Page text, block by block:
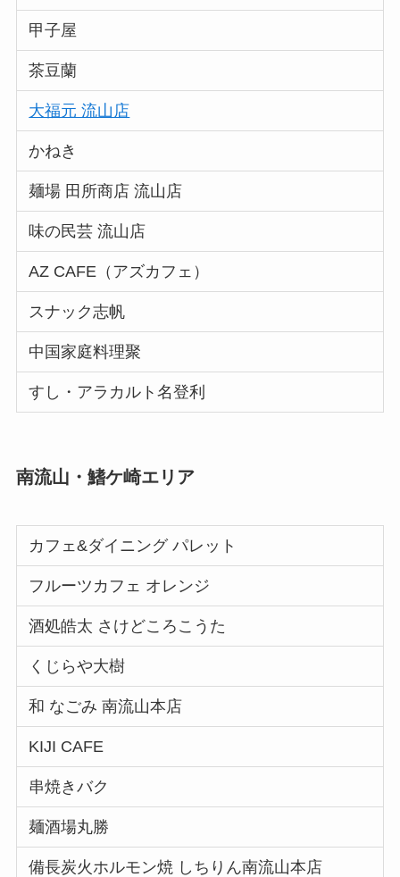
甲子屋
茶豆蘭
大福元 流山店
かねき
麺場 田所商店 流山店
味の民芸 流山店
AZ CAFE（アズカフェ）
スナック志帆
中国家庭料理聚
すし・アラカルト名登利
南流山・鰭ケ崎エリア
カフェ&ダイニング パレット
フルーツカフェ オレンジ
酒処皓太 さけどころこうた
くじらや大樹
和 なごみ 南流山本店
KIJI CAFE
串焼きバク
麺酒場丸勝
備長炭火ホルモン焼 しちりん南流山本店